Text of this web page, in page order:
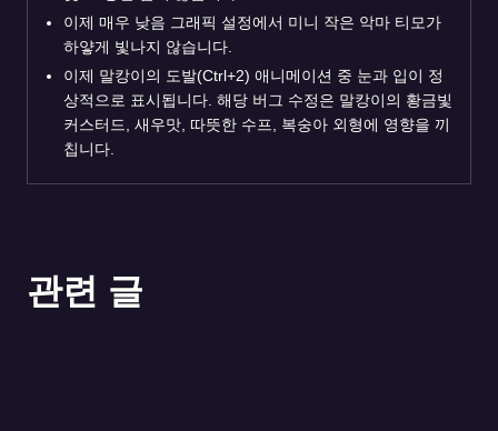
이제 매우 낮음 그래픽 설정에서 미니 작은 악마 티모가
하얗게 빛나지 않습니다.
이제 말캉이의 도발(Ctrl+2) 애니메이션 중 눈과 입이 정
상적으로 표시됩니다. 해당 버그 수정은 말캉이의 황금빛
커스터드, 새우맛, 따뜻한 수프, 복숭아 외형에 영향을 끼
칩니다.
관련 글